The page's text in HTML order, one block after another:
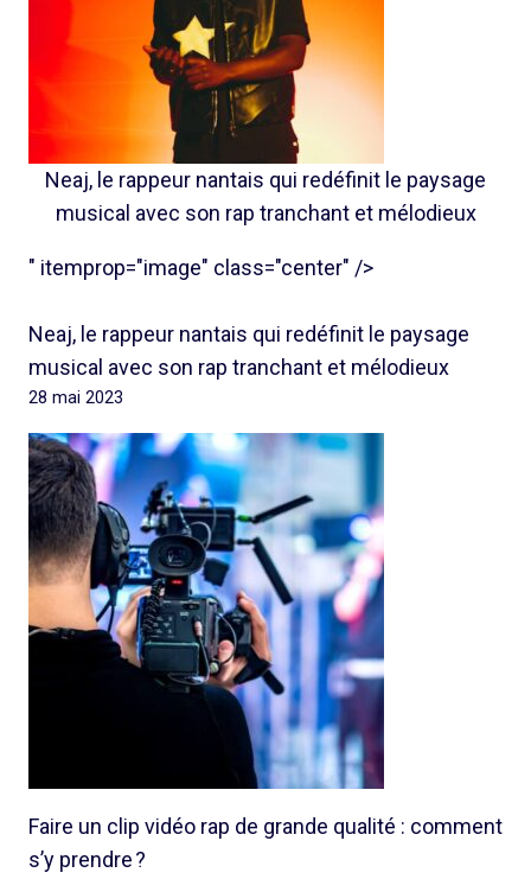
Neaj, le rappeur nantais qui redéfinit le paysage
musical avec son rap tranchant et mélodieux
" itemprop="image" class="center" />
Neaj, le rappeur nantais qui redéfinit le paysage
musical avec son rap tranchant et mélodieux
28 mai 2023
Faire un clip vidéo rap de grande qualité : comment
s’y prendre ?